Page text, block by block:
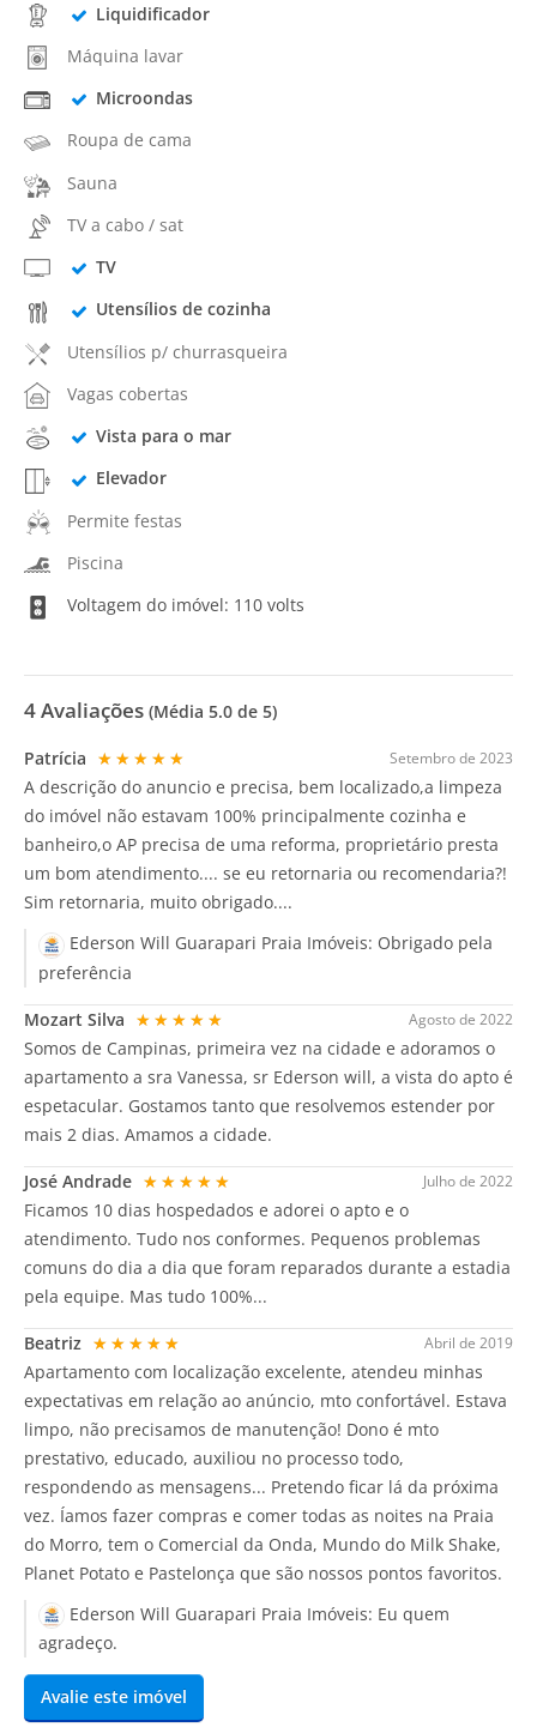
Liquidificador
Máquina lavar
Microondas
Roupa de cama
Sauna
TV a cabo / sat
TV
Utensílios de cozinha
Utensílios p/ churrasqueira
Vagas cobertas
Vista para o mar
Elevador
Permite festas
Piscina
Voltagem do imóvel: 110 volts
4Avaliações (Média 5.0 de 5)
Setembro de 2023
Patrícia ★★★★★
A descrição do anuncio e precisa, bem localizado,a limpeza
do imóvel não estavam 100% principalmente cozinha e
banheiro,o AP precisa de uma reforma, proprietário presta
um bom atendimento.... se eu retornaria ou recomendaria?!
Sim retornaria, muito obrigado....
Ederson Will Guarapari Praia Imóveis: Obrigado pela
preferência
Agosto de 2022
Mozart Silva ★★★★★
Somos de Campinas, primeira vez na cidade e adoramos o
apartamento a sra Vanessa, sr Ederson will, a vista do apto é
espetacular. Gostamos tanto que resolvemos estender por
mais 2 dias. Amamos a cidade.
Julho de 2022
José Andrade ★★★★★
Ficamos 10 dias hospedados e adorei o apto e o
atendimento. Tudo nos conformes. Pequenos problemas
comuns do dia a dia que foram reparados durante a estadia
pela equipe. Mas tudo 100%...
Abril de 2019
Beatriz ★★★★★
Apartamento com localização excelente, atendeu minhas
expectativas em relação ao anúncio, mto confortável. Estava
limpo, não precisamos de manutenção! Dono é mto
prestativo, educado, auxiliou no processo todo,
respondendo as mensagens... Pretendo ficar lá da próxima
vez. Íamos fazer compras e comer todas as noites na Praia
do Morro, tem o Comercial da Onda, Mundo do Milk Shake,
Planet Potato e Pastelonça que são nossos pontos favoritos.
Ederson Will Guarapari Praia Imóveis: Eu quem
agradeço.
Avalie este imóvel